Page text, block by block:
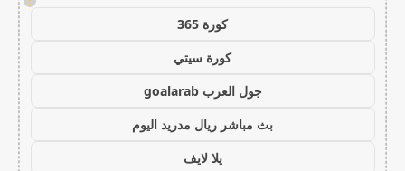
كورة 365
كورة سيتي
جول العرب goalarab
بث مباشر ريال مدريد اليوم
يلا لايف